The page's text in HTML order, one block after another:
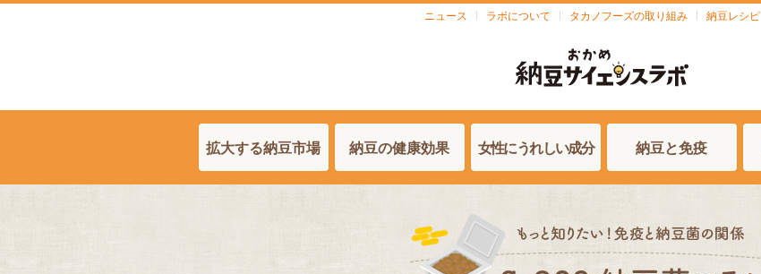
ニュース ラボについて タカノフーズの取り組み 納豆レシピ
拡大する納豆市場 納豆の健康効果 女性にうれしい成分 納豆と免疫